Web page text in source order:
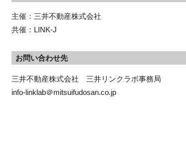
主催：三井不動産株式会社
共催：LINK-J
お問い合わせ先
三井不動産株式会社　三井リンクラボ事務局
info-linklab＠mitsuifudosan.co.jp